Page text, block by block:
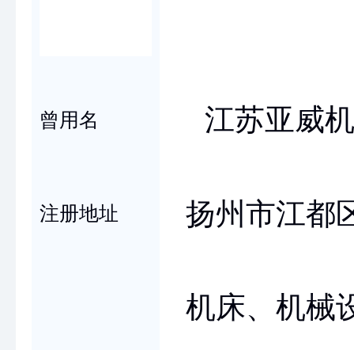
曾用名 江苏亚威
注册地址 扬州市江都
机床、机械